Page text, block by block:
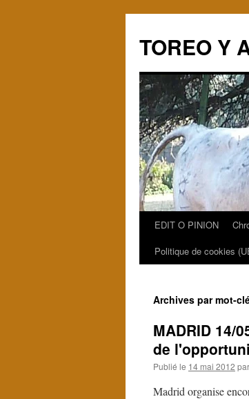
TOREO Y
AllerEDIT O PINION
Politique de cookies
Archives par mot-
MADRID 14/
de
Publié le 14 mai 2012 par
Madrid organise